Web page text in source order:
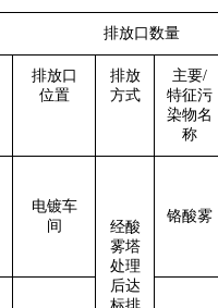
排放口数量
排放口
位置
排放
方式
主要/
特征污
染物名
称
电镀车
间
经酸
雾塔
处理
后达
铬酸雾